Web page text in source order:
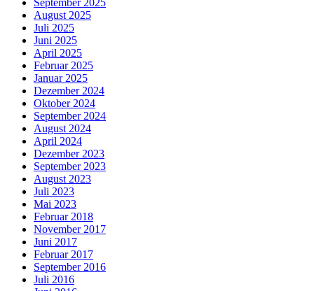
August 2025
Juli 2025
Juni 2025
April 2025
Februar 2025
Januar 2025
Dezember 2024
Oktober 2024
September 2024
August 2024
April 2024
Dezember 2023
September 2023
August 2023
Juli 2023
Mai 2023
Februar 2018
November 2017
Juni 2017
Februar 2017
September 2016
Juli 2016